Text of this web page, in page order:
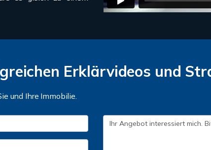
Erklärvideos und
und Ihre Immobilie.